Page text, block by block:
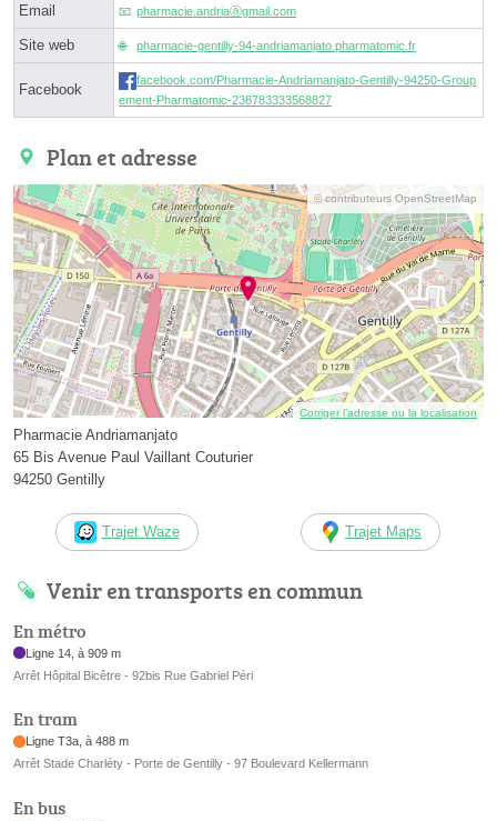
Email pharmacie.andriaⓐgmail.com
Site web pharmacie-gentilly-94-andriamanjato.pharmatomic.fr
Facebook
facebook.com/Pharmacie-Andriamanjato-Gentilly-94250-Group
ement-Pharmatomic-238783333568827
Plan et adresse
© contributeurs OpenStreetMap
Corriger l’adresse ou la localisation
Pharmacie Andriamanjato
65 Bis Avenue Paul Vaillant Couturier
94250 Gentilly
Trajet Waze Trajet Maps
Venir en transports en commun
En métro
Ligne 14, à 909 m
Arrêt Hôpital Bicêtre - 92bis Rue Gabriel Péri
En tram
Ligne T3a, à 488 m
Arrêt Stade Charléty - Porte de Gentilly - 97 Boulevard Kellermann
En bus